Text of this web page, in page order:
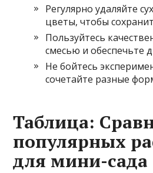
Регулярно удаляйте
цветы, чтобы
Пользуйтесь
смесью и обеспечьте
Не бойтесь
сочетайте разные
Таблица:
популярных
для мини-сада